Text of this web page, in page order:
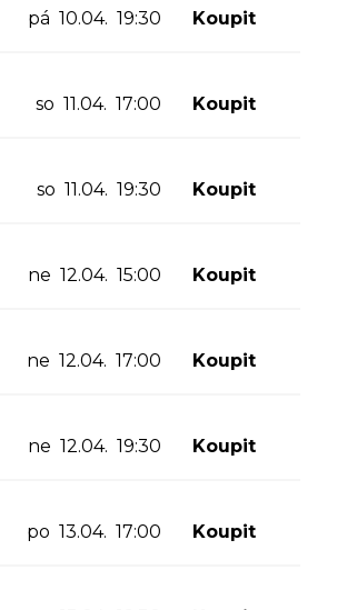
pá 10.04. 19:30 Koupit
so 11.04. 17:00 Koupit
so 11.04. 19:30 Koupit
ne 12.04. 15:00 Koupit
ne 12.04. 17:00 Koupit
ne 12.04. 19:30 Koupit
po 13.04. 17:00 Koupit